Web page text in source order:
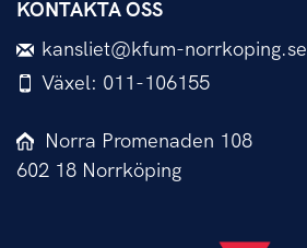
KONTAKTA OSS
kansliet@kfum-norrkoping.se
Växel: 011-106155
Norra Promenaden 108
602 18 Norrköping